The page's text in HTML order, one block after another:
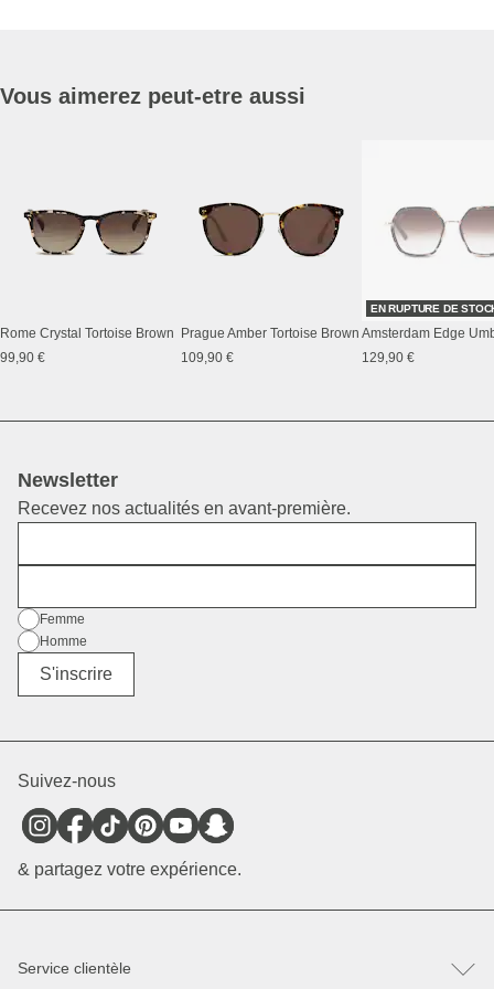
Vous aimerez peut-etre aussi
Rome Crystal Tortoise Brown
99,90 €
Prague Amber Tortoise Brown
109,90 €
EN RUPTURE DE
129,90 €
Newsletter
Recevez nos actualités en avant-première.
SexeFemme
Homme
Divers
S'inscrire
Suivez-nous
& partagez votre expérience.
Service clientèle